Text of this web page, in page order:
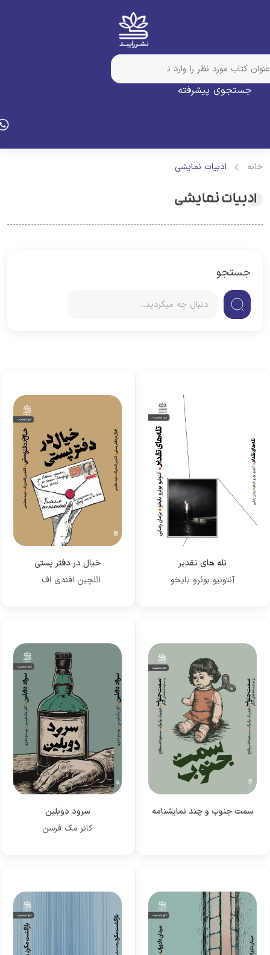
جستجوی پیشرفته
ادبیات نمایشی
ادبیات نمایشی
جستجو
تله های تقدیر
آنتونیو بوئرو بایخو
خیال در دفتر پستی
ائلچین افندی اف
سمت جنوب و چند نمایشنامه
سرود دوبلین
کانر مک فرسن